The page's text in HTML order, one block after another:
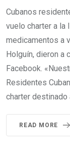
Cubanos
vuelo charter a la
medicamentos a
Holguín, dieron a
Facebook.
Residentes
charter destinado
READ MORE